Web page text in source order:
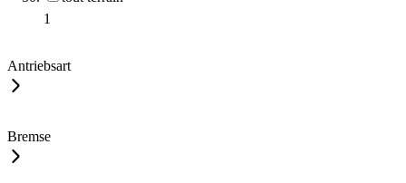
1
Antriebsart
Bremse